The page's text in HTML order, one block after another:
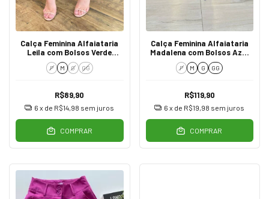
Calça Feminina Alfaiataria
Leila com Bolsos Verde
Militar
P M G GG
R$89,90
6 x de R$14,98 sem juros
COMPRAR
Calça Feminina Alfaiataria
Madalena com Bolsos Azul
Marinho
P M G GG
R$119,90
6 x de R$19,98 sem juros
COMPRAR